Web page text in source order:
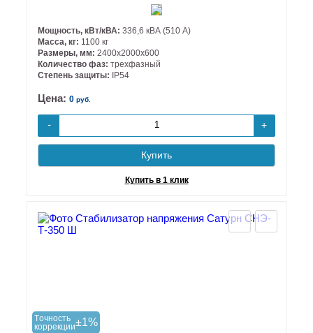
Мощность, кВт/кВА: 336,6 кВА (510 А)
Масса, кг: 1100 кг
Размеры, мм: 2400х2000х600
Количество фаз: трехфазный
Степень защиты: IP54
Цена: 0 руб.
- +
Купить
Купить в 1 клик
Tочность
коррекции±1%